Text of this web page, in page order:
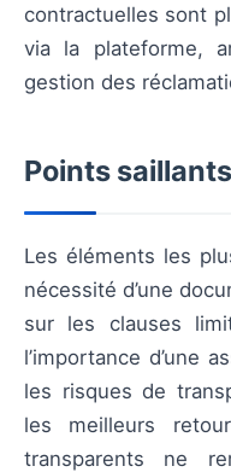
contractuelles sont
via la plateforme,
gestion des
Points
Les éléments les
nécessité d’une
sur les clauses
l’importance d’une
les risques de
les meilleurs
transparents ne